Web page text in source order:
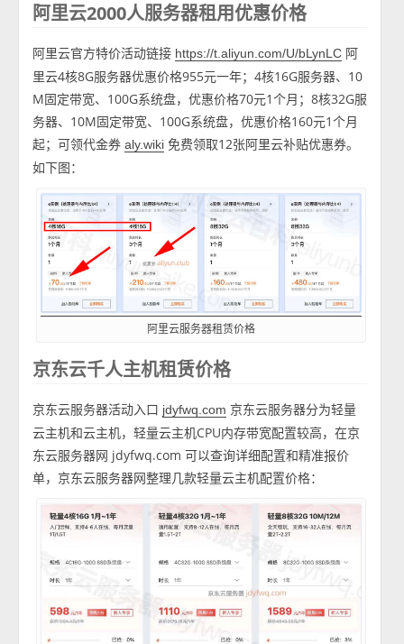
阿里云2000人服务器租用优惠价格
阿里云官方特价活动链接 https://t.aliyun.com/U/bLynLC 阿
里云4核8G服务器优惠价格955元一年；4核16G服务器、10
M固定带宽、100G系统盘，优惠价格70元1个月；8核32G服
务器、10M固定带宽、100G系统盘，优惠价格160元1个月
起；可领代金券aly.wiki 免费领取12张阿里云补贴优惠券。
如下图：
阿里云服务器租赁价格
京东云千人主机租赁价格
京东云服务器活动入口 jdyfwq.com 京东云服务器分为轻量
云主机和云主机，轻量云主机CPU内存带宽配置较高，在京
东云服务器网 jdyfwq.com 可以查询详细配置和精准报价
单，京东云服务器网整理几款轻量云主机配置价格：